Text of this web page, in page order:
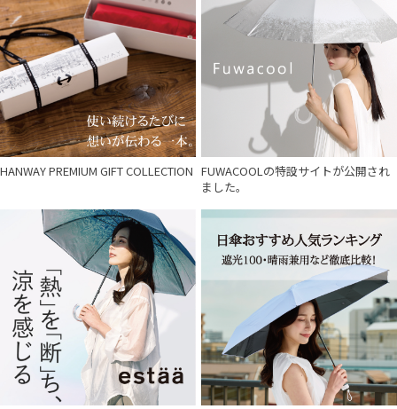
HANWAY PREMIUM GIFT COLLECTION FUWACOOLの特設サイトが公開され
ました。